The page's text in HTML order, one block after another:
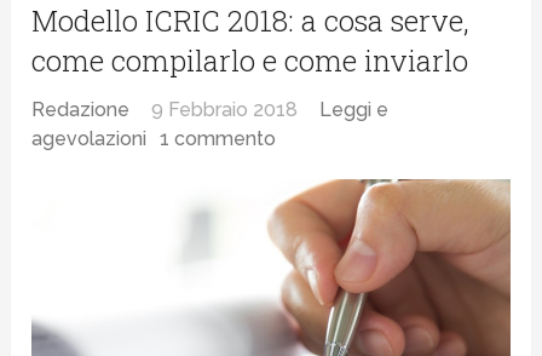
Modello ICRIC 2018: a cosa serve,
come compilarlo e come inviarlo
Redazione 9 Febbraio 2018
Leggi e
agevolazioni
1 commento